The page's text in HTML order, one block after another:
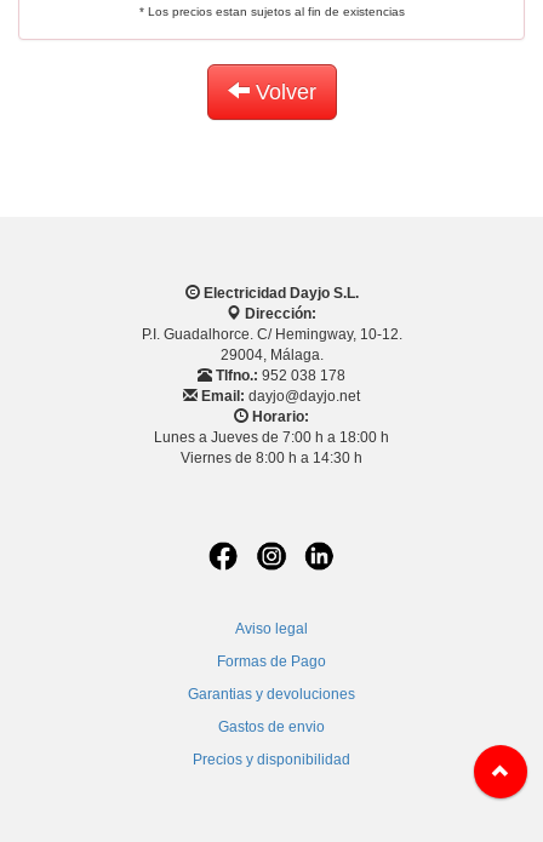
* Los precios estan sujetos al fin de existencias
Volver
Electricidad Dayjo S.L.
Dirección:
P.I. Guadalhorce. C/ Hemingway, 10-12.
29004, Málaga.
Tlfno.: 952 038 178
Email: dayjo@dayjo.net
Horario:
Lunes a Jueves de 7:00 h a 18:00 h
Viernes de 8:00 h a 14:30 h
Aviso legal
Formas de Pago
Garantias y devoluciones
Gastos de envio
Precios y disponibilidad